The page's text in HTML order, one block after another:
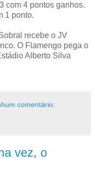
com 4 pontos ganhos.
1 ponto.
recebe o JV
O Flamengo pega o
Alberto Silva
comentário:
vez, o